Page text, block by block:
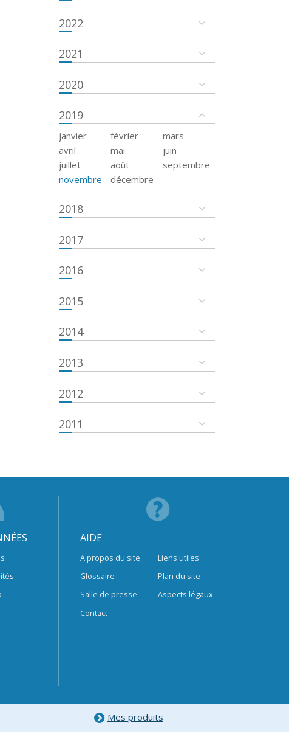
2022
2021
2020
2019
janvier février
mars
avril
mai
juin
juillet
août
septembre
novembre
décembre
2018
2017
2016
2015
2014
2013
2012
2011
AIDE
A propos du site
Glossaire
Salle de presse
Contact
Liens utiles
Plan du site
Aspects légaux
Mes produits